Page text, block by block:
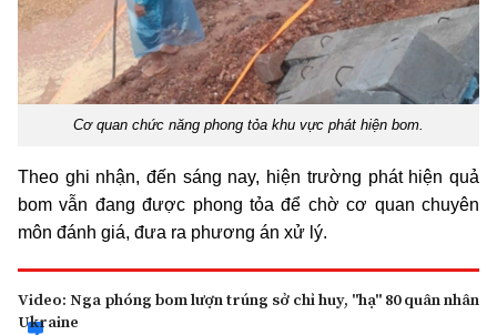
Cơ quan chức năng phong tỏa khu vực phát hiện bom.
Theo ghi nhận, đến sáng nay, hiện trường phát hiện quả
bom vẫn đang được phong tỏa để chờ cơ quan chuyên
môn đánh giá, đưa ra phương án xử lý.
Video: Nga phóng bom lượn trúng sở chỉ huy, "hạ" 80 quân nhân
Ukraine